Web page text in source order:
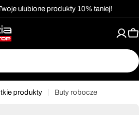
ulubione produkty 10% taniej!
produkty Buty robocze